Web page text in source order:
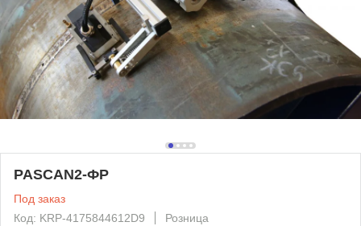
PASCAN2-ФР
Под заказ
Код: KRP-4175844612D9
Розница